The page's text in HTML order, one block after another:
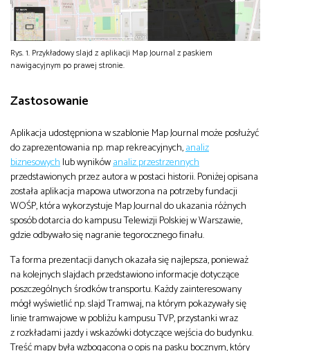
Rys. 1. Przykładowy slajd z aplikacji Map Journal z paskiem
nawigacyjnym po prawej stronie.
Zastosowanie
Aplikacja udostępniona w szablonie Map Journal może posłużyć
do zaprezentowania np. map rekreacyjnych,analiz
biznesowychlub wynikówanaliz przestrzennych
przedstawionych przez autora w postaci historii. Poniżej opisana
została aplikacja mapowa utworzona na potrzeby fundacji
WOŚP, która wykorzystuje Map Journal do ukazania różnych
sposób dotarcia do kampusu Telewizji Polskiej w Warszawie,
gdzie odbywało się nagranie tegorocznego finału.
Ta forma prezentacji danych okazała się najlepsza, ponieważ
na kolejnych slajdach przedstawiono informacje dotyczące
poszczególnych środków transportu. Każdy zainteresowany
mógł wyświetlić np. slajd Tramwaj, na którym pokazywały się
linie tramwajowe w pobliżu kampusu TVP, przystanki wraz
z rozkładami jazdy i wskazówki dotyczące wejścia do budynku.
Treść mapy była wzbogacona o opis na pasku bocznym, który